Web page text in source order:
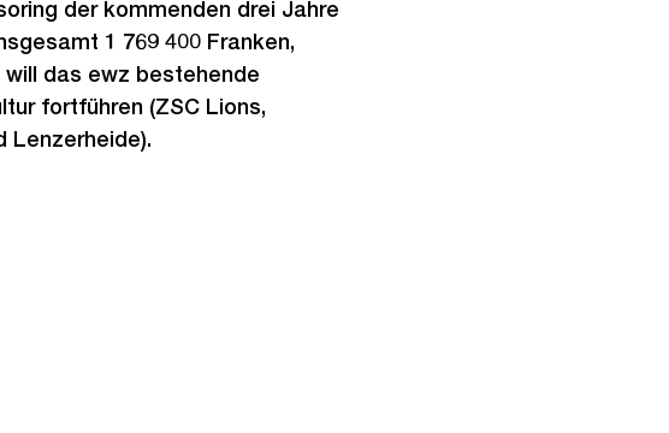
der kommenden drei Jahre
1 769 400 Franken,
das ewz bestehende
fortführen (ZSC Lions,
Lenzerheide).